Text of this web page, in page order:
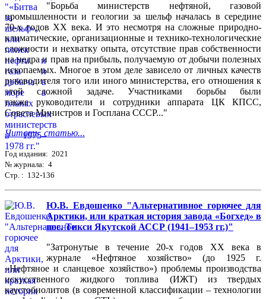
"Борьба министерств нефтяной, газовой
промышленности и геологии за шельф началась в середине
70-х годов XX века. И это несмотря на сложные природно-
климатические, организационные и технико-технологические
сложности и нехватку опыта, отсутствие прав собственности
на недра и прав на прибыль, получаемую от добычи полезных
ископаемых. Многое в этом деле зависело от личных качеств
руководителя того или иного министерства, его отношения к
этой сложной задаче. Участниками борьбы были
также руководители и сотрудники аппарата ЦК КПСС,
Совета Министров и Госплана СССР..."
Читать статью...
Год издания: 2021
№ журнала: 4
Стр. : 132-136
Ю.В. Евдошенко "Альтернативное горючее для
Арктики, или краткая история завода «Богхед» в
пос. Тикси Якутской АССР (1941–1953 гг.)"
"Затронутые в течение 20-х годов XX века в
журнале «Нефтяное хозяйство» (до 1925 г.
«Нефтяное и сланцевое хозяйство») проблемы производства
искусственного жидкого топлива (ИЖТ) из твердых
каустобиолитов (в современной классификации – технологии